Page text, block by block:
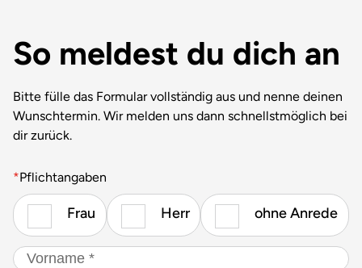
So meldest du dich an
Bitte fülle das Formular vollständig aus und nenne deinen
Wunschtermin. Wir melden uns dann schnellstmöglich bei
dir zurück.
*Pflichtangaben
Gender
*
Frau Herr ohne Anrede
Name*